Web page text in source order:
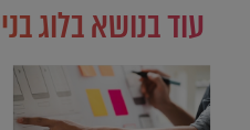
עוד בנושא בלוג